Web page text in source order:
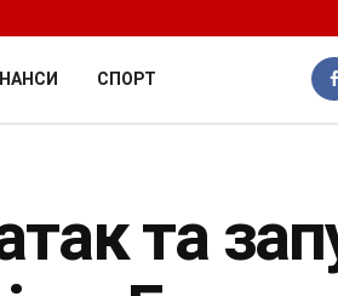
СПОРТ
та